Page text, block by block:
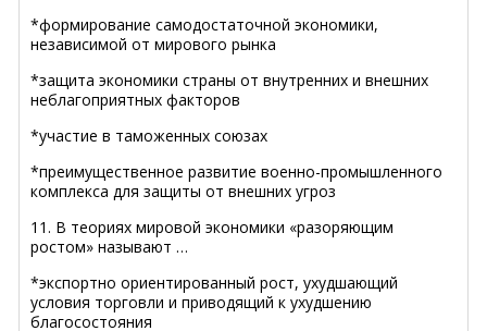
*формирование самодостаточной экономики,
независимой от мирового рынка
*защита экономики страны от внутренних и внешних
неблагоприятных факторов
*участие в таможенных союзах
*преимущественное развитие военно-промышленного
комплекса для защиты от внешних угроз
11. В теориях мировой экономики «разоряющим
ростом» называют …
*экспортно ориентированный рост, ухудшающий
условия торговли и приводящий к ухудшению
благосостояния